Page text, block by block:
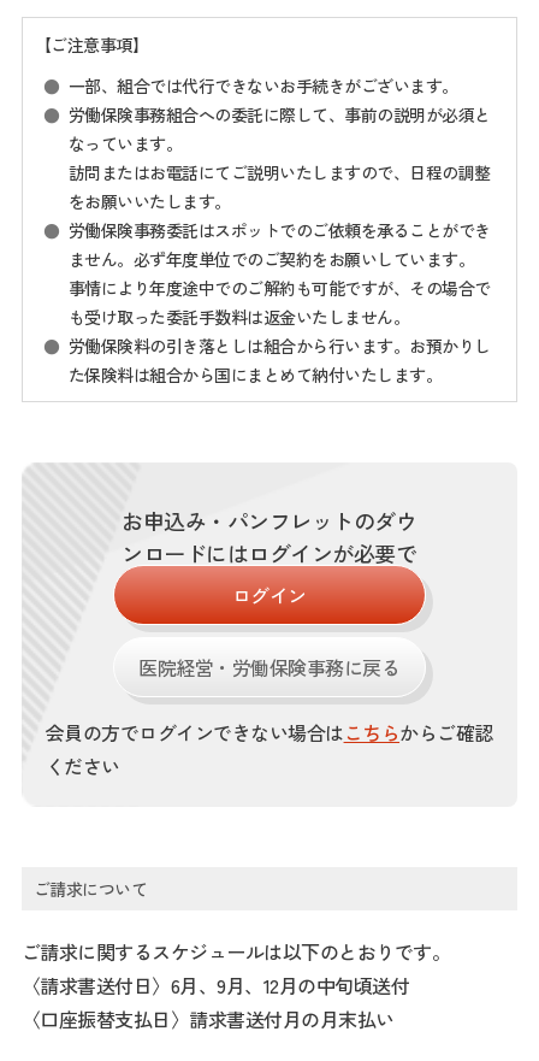
【ご注意事項】
一部、組合では代行できないお手続きがございます。
労働保険事務組合への委託に際して、事前の説明が必須と
なっています。
訪問またはお電話にてご説明いたしますので、日程の調整
をお願いいたします。
労働保険事務委託はスポットでのご依頼を承ることができ
ません。必ず年度単位でのご契約をお願いしています。
事情により年度途中でのご解約も可能ですが、その場合で
も受け取った委託手数料は返金いたしません。
労働保険料の引き落としは組合から行います。お預かりし
た保険料は組合から国にまとめて納付いたします。
お申込み・パンフレットのダウ
ンロードにはログインが必要で
す。
ログイン
医院経営・労働保険事務に戻る
会員の方でログインできない場合はこちらからご確認
ください
ご請求について
ご請求に関するスケジュールは以下のとおりです。
〈請求書送付日〉6月、9月、12月の中旬頃送付
〈口座振替支払日〉請求書送付月の月末払い